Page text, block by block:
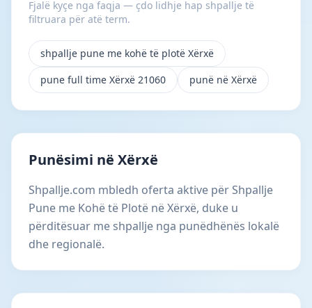
Fjalë kyçe nga faqja — çdo lidhje hap shpallje të
filtruara për atë term.
shpallje pune me kohë të plotë Xërxë
pune full time Xërxë 21060
punë në Xërxë
Punësimi në Xërxë
Shpallje.com mbledh oferta aktive për Shpallje
Pune me Kohë të Plotë në Xërxë, duke u
përditësuar me shpallje nga punëdhënës lokalë
dhe regionalë.